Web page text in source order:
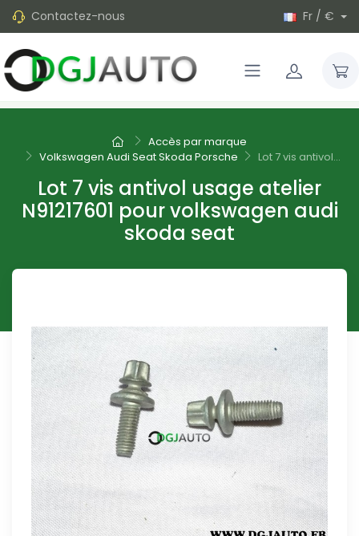
Contactez-nous Fr / €
Accès par marque
Volkswagen Audi Seat Skoda Porsche
Lot 7 vis antivol...
Lot 7 vis antivol usage atelier
N91217601 pour volkswagen audi
skoda seat